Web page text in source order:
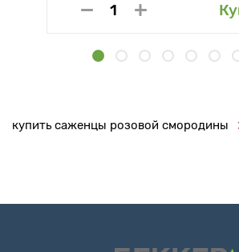
купить саженцы розовой смородины